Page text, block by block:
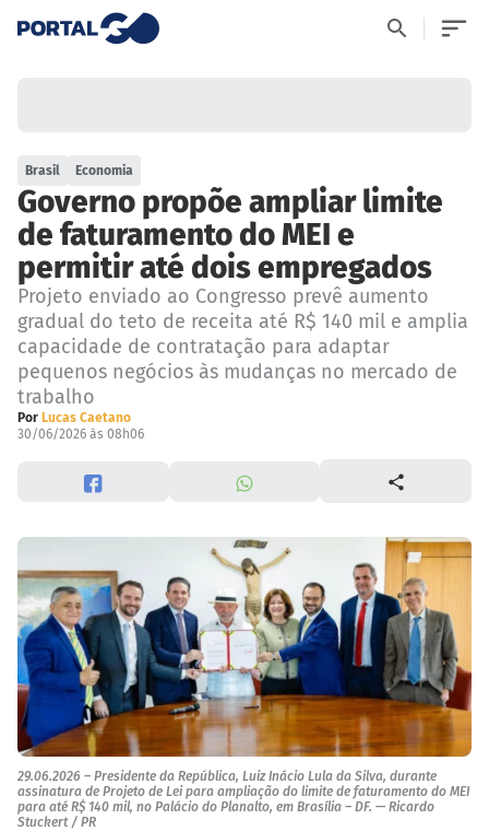
Brasil Economia
Governo propõe ampliar limite
de faturamento do MEI e
permitir até dois empregados
Projeto enviado ao Congresso prevê aumento
gradual do teto de receita até R$ 140 mil e amplia
capacidade de contratação para adaptar
pequenos negócios às mudanças no mercado de
trabalho
Por Lucas Caetano
30/06/2026 às 08h06
29.06.2026 – Presidente da República, Luiz Inácio Lula da Silva, durante
assinatura de Projeto de Lei para ampliação do limite de faturamento do MEI
para até R$ 140 mil, no Palácio do Planalto, em Brasília – DF. — Ricardo
Stuckert / PR